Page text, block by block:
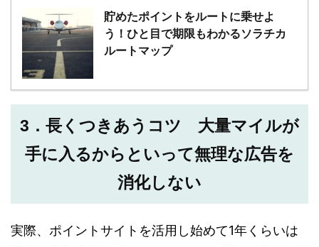
貯めたポイントをルートに乗せよ
う！ひと目で期限もわかるソラチカ
ルートマップ
3．長くつきあうコツ 大量マイルが
手に入るからといって無理な広告を
消化しない
実際、ポイントサイトを活用し始めて1年くらいは